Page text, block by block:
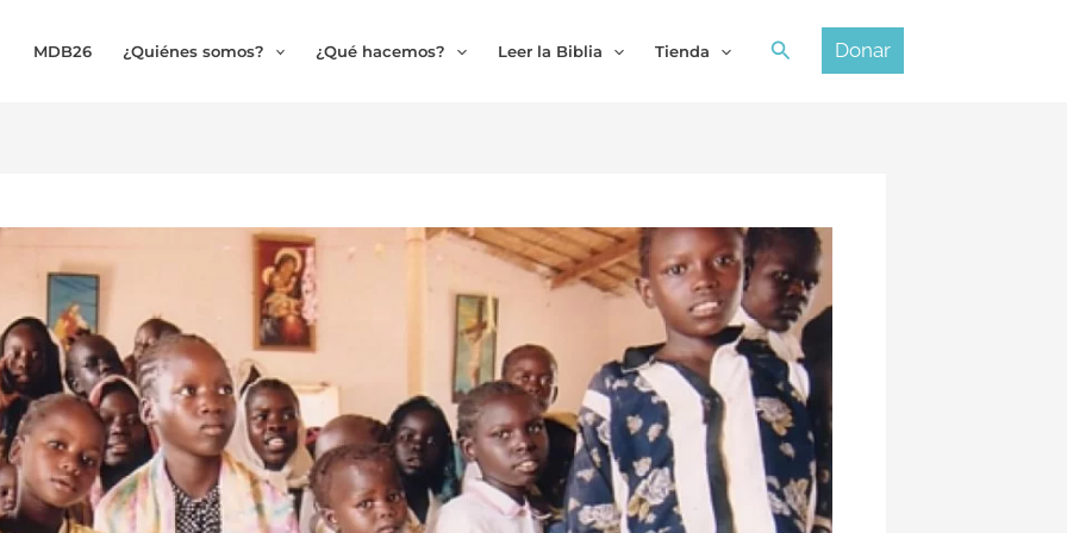
MDB26 ¿Quiénes somos? ¿Qué hacemos? Leer la Biblia Tienda BuscarDonar